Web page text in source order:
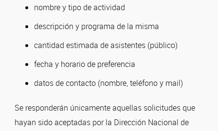
nombre y tipo de actividad
descripción y programa de la misma
cantidad estimada de asistentes (público)
fecha y horario de preferencia
datos de contacto (nombre, teléfono y mail)
Se responderán únicamente aquellas solicitudes que
hayan sido aceptadas por la Dirección Nacional de